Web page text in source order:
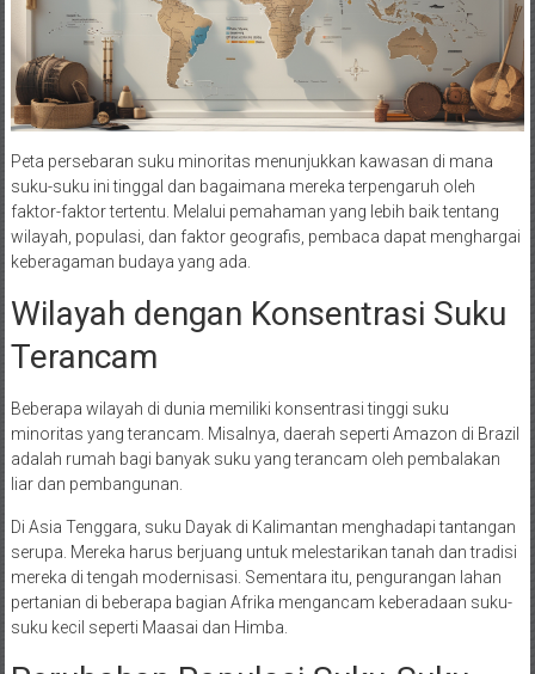
Peta persebaran suku minoritas menunjukkan kawasan di mana
suku-suku ini tinggal dan bagaimana mereka terpengaruh oleh
faktor-faktor tertentu. Melalui pemahaman yang lebih baik tentang
wilayah, populasi, dan faktor geografis, pembaca dapat menghargai
keberagaman budaya yang ada.
Wilayah dengan Konsentrasi Suku
Terancam
Beberapa wilayah di dunia memiliki konsentrasi tinggi suku
minoritas yang terancam. Misalnya, daerah seperti Amazon di Brazil
adalah rumah bagi banyak suku yang terancam oleh pembalakan
liar dan pembangunan.
Di Asia Tenggara, suku Dayak di Kalimantan menghadapi tantangan
serupa. Mereka harus berjuang untuk melestarikan tanah dan tradisi
mereka di tengah modernisasi. Sementara itu, pengurangan lahan
pertanian di beberapa bagian Afrika mengancam keberadaan suku-
suku kecil seperti Maasai dan Himba.